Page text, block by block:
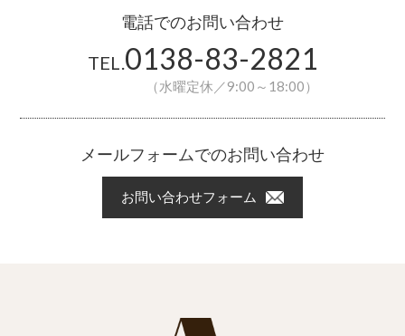
電話でのお問い合わせ
TEL.0138-83-2821
（水曜定休／9:00～18:00）
メールフォームでのお問い合わせ
お問い合わせフォーム